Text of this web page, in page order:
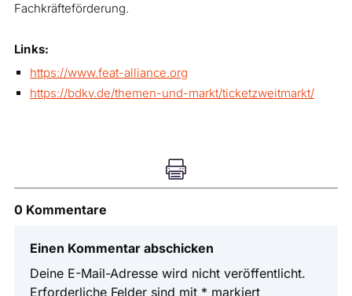
Fachkräfteförderung.
Links:
https://www.feat-alliance.org
https://bdkv.de/themen-und-markt/ticketzweitmarkt/

0 Kommentare
Einen Kommentar abschicken
Deine E-Mail-Adresse wird nicht veröffentlicht.
Erforderliche Felder sind mit * markiert